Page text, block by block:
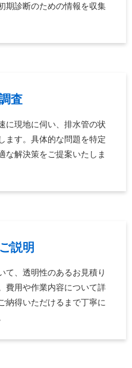
期診断のための情報を収集
査
に現地に伺い、排水管の状
ます。具体的な問題を特定
な解決策をご提案いたしま
説明
て、透明性のあるお見積り
費用や作業内容について詳
納得いただけるまで丁寧に